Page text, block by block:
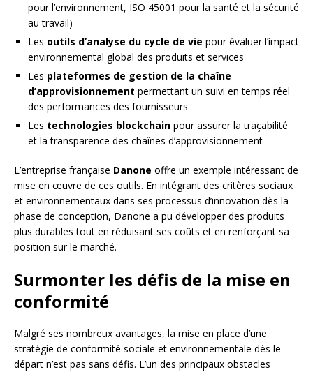
pour l’environnement, ISO 45001 pour la santé et la sécurité
au travail)
Les outils d’analyse du cycle de vie pour évaluer l’impact
environnemental global des produits et services
Les plateformes de gestion de la chaîne
d’approvisionnement permettant un suivi en temps réel
des performances des fournisseurs
Les technologies blockchain pour assurer la traçabilité
et la transparence des chaînes d’approvisionnement
L’entreprise française Danone offre un exemple intéressant de
mise en œuvre de ces outils. En intégrant des critères sociaux
et environnementaux dans ses processus d’innovation dès la
phase de conception, Danone a pu développer des produits
plus durables tout en réduisant ses coûts et en renforçant sa
position sur le marché.
Surmonter les défis de la mise en
conformité
Malgré ses nombreux avantages, la mise en place d’une
stratégie de conformité sociale et environnementale dès le
départ n’est pas sans défis. L’un des principaux obstacles